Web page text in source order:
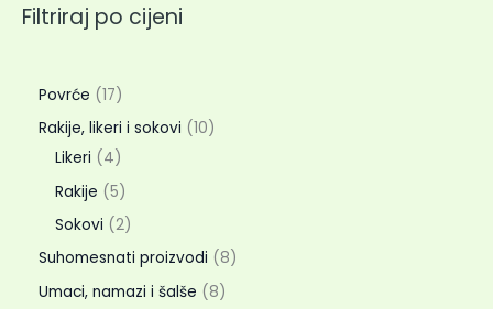
Filtriraj po cijeni
Povrće 17
Rakije, likeri i sokovi 10
Likeri 4
Rakije 5
Sokovi 2
Suhomesnati proizvodi 8
Umaci, namazi i šalše 8